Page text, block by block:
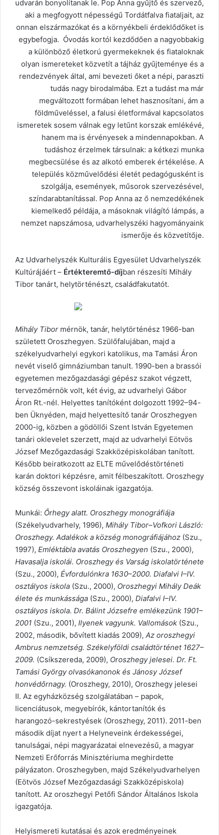
udvarán bonyolítanak le. Pop Anna gyűjtő és szervező,
aki a megfogyott népességű Tordátfalva fiataljait, az
onnan elszármazókat és a környékbeli érdeklődőket is
egybefogja. Óvodás kortól kezdődően a nagyobbakig
a különböző életkorú gyermekeknek és fiataloknak
olyan ismereteket közvetít a tájház gyűjteménye és a
rendezvények által, ami bevezeti őket a népi, paraszti
tudás nagy birodalmába. Ezt a tudást ma már
megváltozott formában lehet hasznosítani, ám a
földműveléssel, a falusi életformával kapcsolatos
ismeretek sosem válnak egy letűnt korszak emlékévé,
hanem ma is érvényesek a mindennapokban. A
tudáshoz érzelmek társulnak: a kétkezi munka
megbecsülése és az alkotó emberek értékelése. A
település közművelődési életét pedagógusként is
szolgálja, események, műsorok szervezésével,
színdarabtanítással. Pop Anna az ő nemzedékének
kiemelkedő példája, a másoknak világító lámpás, a
nemzet napszámosa, udvarhelyszéki hagyományaink
ismerője és közvetítője.
Az Udvarhelyszék Kulturális Egyesület Udvarhelyszék
Kultúrájáért – Értékteremtő-díjban részesíti Mihály
Tibor tanárt, helytörténészt, családfakutatót.
Mihály Tibor mérnök, tanár, helytörténész 1966-ban
született Oroszhegyen. Szülőfalujában, majd a
székelyudvarhelyi egykori katolikus, ma Tamási Áron
nevét viselő gimnáziumban tanult. 1990-ben a brassói
egyetemen mezőgazdasági gépész szakot végzett,
tervezőmérnök volt, két évig, az udvarhelyi Gábor
Áron Rt.-nél. Helyettes tanítóként dolgozott 1992–94-
ben Üknyéden, majd helyettesítő tanár Oroszhegyen
2000-ig, közben a gödöllői Szent István Egyetemen
tanári oklevelet szerzett, majd az udvarhelyi Eötvös
József Mezőgazdasági Szakközépiskolában tanított.
Később beiratkozott az ELTE művelődéstörténeti
karán doktori képzésre, amit félbeszakított. Oroszhegy
község összevont iskoláinak igazgatója.
Munkái: Őrhegy alatt. Oroszhegy monográfiája
(Székelyudvarhely, 1996), Mihály Tibor–Vofkori László:
Oroszhegy. Adalékok a község monográfiájához (Szu.,
1997), Emléktábla avatás Oroszhegyen (Szu., 2000),
Havasalja iskolái. Oroszhegy és Varság iskolatörténete
(Szu., 2000), Évfordulónkra 1630–2000. Diafalvi I–IV.
osztályos iskola (Szu., 2000), Oroszhegyi Mihály Deák
élete és munkássága (Szu., 2000), Diafalvi I–IV.
osztályos iskola. Dr. Bálint Józsefre emlékezünk 1901–
2001 (Szu., 2001), Ilyenek vagyunk. Vallomások (Szu.,
2002, második, bővített kiadás 2009), Az oroszhegyi
Ambrus nemzetség. Székelyföldi családtörténet 1627–
2009. (Csíkszereda, 2009), Oroszhegy jelesei. Dr. Ft.
Tamási György olvasókanonok és Jánosy József
honvédőrnagy. (Oroszhegy, 2010), Oroszhegy jelesei
II. Az egyházközség szolgálatában – papok,
licenciátusok, megyebírók, kántortanítók és
harangozó-sekrestyések (Oroszhegy, 2011). 2011-ben
második díjat nyert a Helyneveink érdekességei,
tanulságai, népi magyarázatai elnevezésű, a magyar
Nemzeti Erőforrás Minisztériuma meghirdette
pályázaton. Oroszhegyben, majd Székelyudvarhelyen
(Eötvös József Mezőgazdasági Szakközépiskola)
tanított. Az oroszhegyi Petőfi Sándor Általános Iskola
igazgatója.
Helyismereti kutatásai és azok eredményeinek